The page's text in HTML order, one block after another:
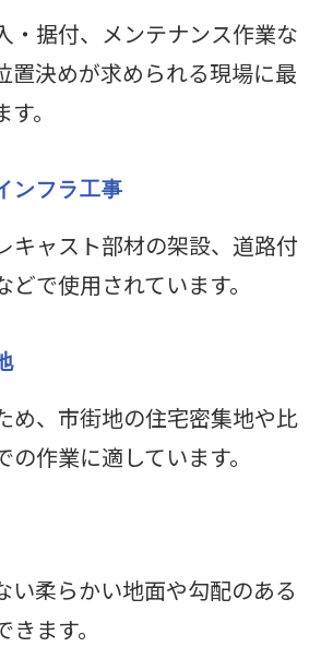
・据付、メンテナンス作業な
置決めが求められる現場に最
。
ンフラ工事
キャスト部材の架設、道路付
で使用されています。
め、市街地の住宅密集地や比
作業に適しています。
い柔らかい地面や勾配のある
ます。